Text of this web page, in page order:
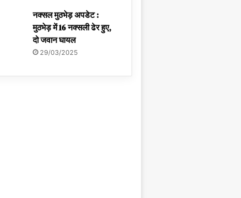
नक्सल मुठभेड़ अपडेट :
मुठभेड़ में 16 नक्सली ढेर हुए,
दो जवान घायल
29/03/2025